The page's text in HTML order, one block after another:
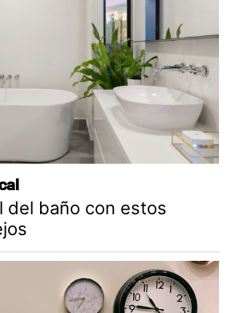
del baño con estos